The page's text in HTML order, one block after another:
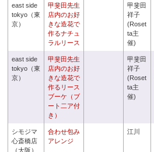
east side
tokyo（東
京）
甲斐田先生
店内のお好
きな造花で
作るナチュ
ラルリース
甲斐田
祥子
(Roset
ta主
催)
east side
tokyo（東
京）
甲斐田先生
店内のお好
きな造花で
作るリース
ブーケ（ブ
ート二ア付
き）
甲斐田
祥子
(Roset
ta主
催)
シモジマ
心斎橋店
（大阪）
合わせ包み
アレンジ
江川